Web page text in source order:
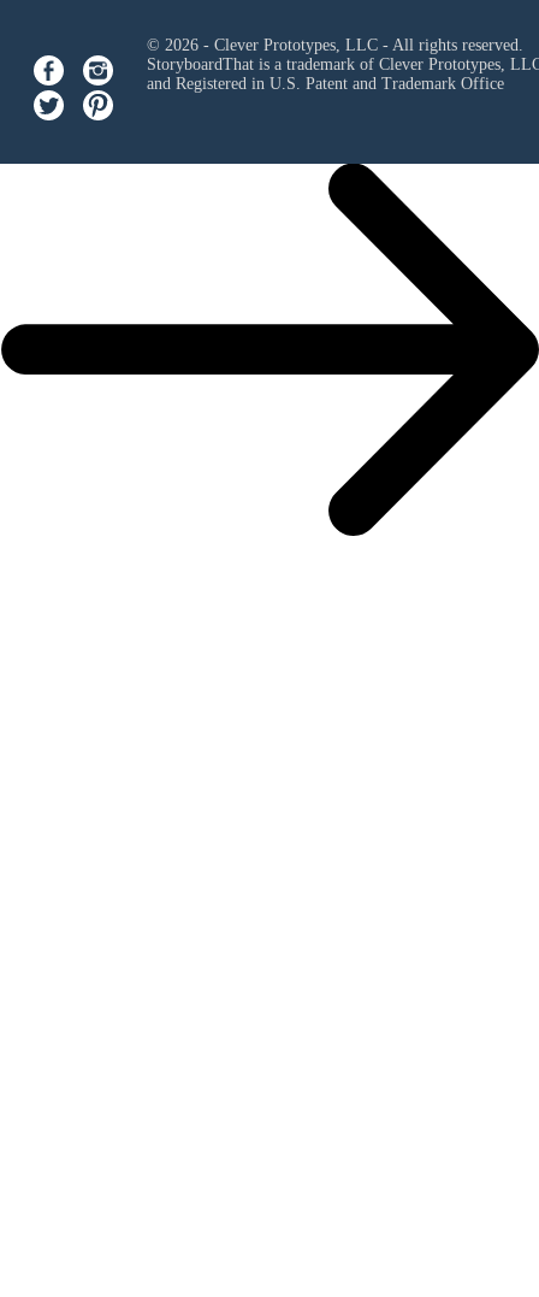
© 2026 - Clever Prototypes, LLC - All rights reserved.
StoryboardThat is a trademark of Clever Prototypes,
and Registered in U.S. Patent and Trademark Office